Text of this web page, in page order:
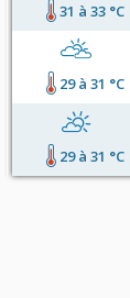
31 à 33 °C
29 à 31 °C
29 à 31 °C